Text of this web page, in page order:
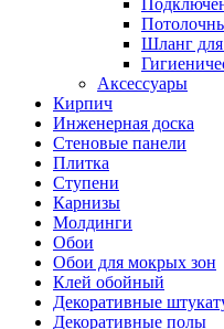
Шланг
Аксессуары
Кирпич
Инженерная доска
Стеновые панели
Плитка
Ступени
Карнизы
Молдинги
Обои
Обои для мокрых зон
Клей обойный
Декоративные
Декоративные полы